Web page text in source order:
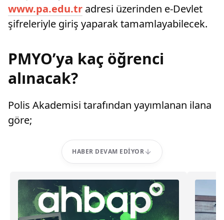
www.pa.edu.tr adresi üzerinden e-Devlet
şifreleriyle giriş yaparak tamamlayabilecek.
PMYO’ya kaç öğrenci
alınacak?
Polis Akademisi tarafından yayımlanan ilana
göre;
HABER DEVAM EDIYOR